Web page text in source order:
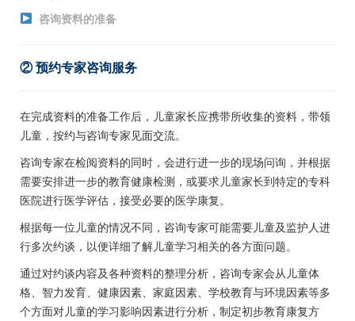
咨询资料的准备
② 预约专家咨询服务
在完成资料的准备工作后，儿童家长应携带所收集的资料，带领
儿童，按约与咨询专家见面交流。
咨询专家在检阅资料的同时，会进行进一步的现场问询，并根据
需要安排进一步的教育健康检测，或要求儿童家长到特定的专科
医院进行医学评估，接受必要的医学康复。
根据每一位儿童的情况不同，咨询专家可能需要儿童及监护人进
行多次约谈，以便详细了解儿童学习相关的各方面问题。
通过对约谈内容及各种资料的整理分析，咨询专家会从儿童体
格、智力发育、健康因素、家庭因素、学校教育与环境因素等多
个方面对儿童的学习影响因素进行分析，制定初步教育康复方